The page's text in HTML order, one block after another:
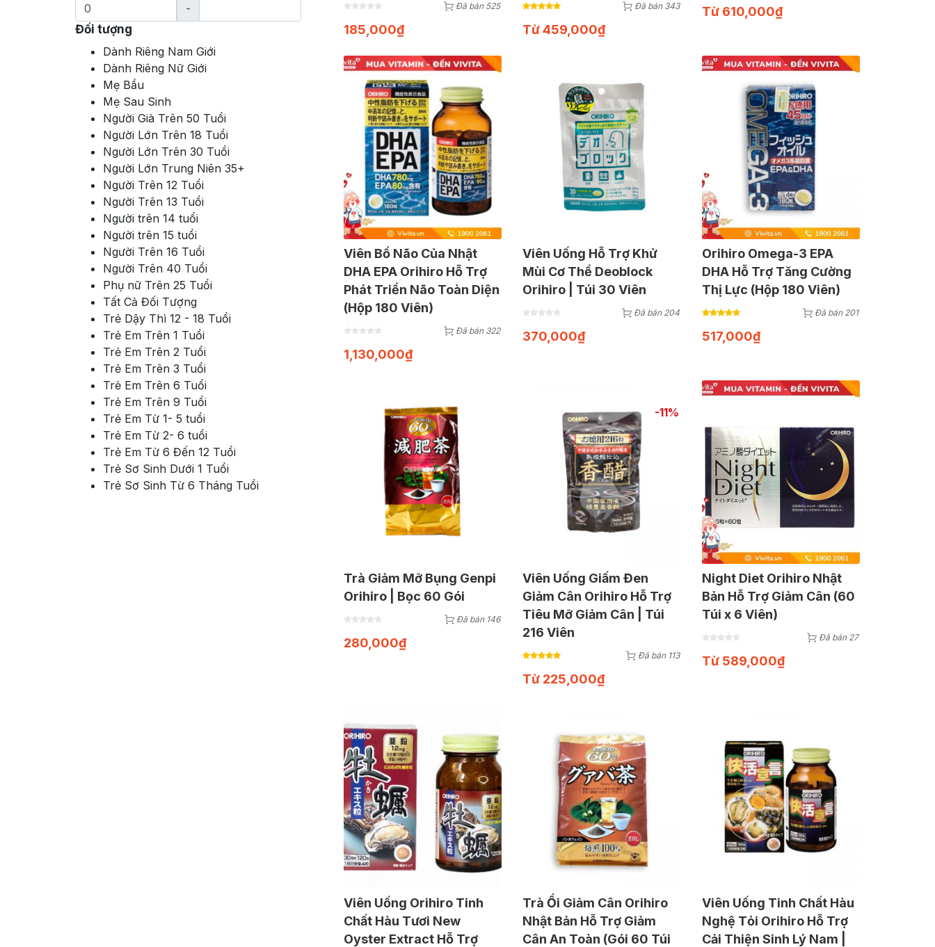
-
Đối tượng
Dành Riêng Nam Giới
Dành Riêng Nữ Giới
Mẹ Bầu
Mẹ Sau Sinh
Người Già Trên 50 Tuổi
Người Lớn Trên 18 Tuổi
Người Lớn Trên 30 Tuổi
Người Lớn Trung Niên 35+
Người Trên 12 Tuổi
Người Trên 13 Tuổi
Người trên 14 tuổi
Người trên 15 tuổi
Người Trên 16 Tuổi
Người Trên 40 Tuổi
Phụ nữ Trên 25 Tuổi
Tất Cả Đối Tượng
Trẻ Dậy Thì 12 - 18 Tuổi
Trẻ Em Trên 1 Tuổi
Trẻ Em Trên 2 Tuổi
Trẻ Em Trên 3 Tuổi
Trẻ Em Trên 6 Tuổi
Trẻ Em Trên 9 Tuổi
Trẻ Em Từ 1- 5 tuổi
Trẻ Em Từ 2- 6 tuổi
Trẻ Em Từ 6 Đến 12 Tuổi
Trẻ Sơ Sinh Dưới 1 Tuổi
Trẻ Sơ Sinh Từ 6 Tháng Tuổi
Đã bán 525
185,000₫
Đã bán 343
Từ459,000₫
Từ 610,000₫
Viên Bổ Não Của Nhật
DHA EPA Orihiro Hỗ Trợ
Phát Triển Não Toàn Diện
(Hộp 180 Viên)
Đã bán 322
1,130,000₫
Viên Uống Hỗ Trợ Khử
Mùi Cơ Thể Deoblock
Orihiro | Túi 30 Viên
Đã bán 204
370,000₫
Orihiro Omega-3 EPA
DHA Hỗ Trợ Tăng Cường
Thị Lực (Hộp 180 Viên)
Đã bán 201
517,000₫
Trà Giảm Mỡ Bụng Genpi
Orihiro | Bọc 60 Gói
Đã bán 146
280,000₫
-11%
Viên Uống Giấm Đen
Giảm Cân Orihiro Hỗ Trợ
Tiêu Mỡ Giảm Cân | Túi
216 Viên
Đã bán 113
Từ 225,000₫
Night Diet Orihiro Nhật
Bản Hỗ Trợ Giảm Cân (60
Túi x 6 Viên)
Đã bán 27
Từ 589,000₫
Viên Uống Orihiro Tinh
Chất Hàu Tươi New
Oyster Extract Hỗ Trợ
Trà Ổi Giảm Cân Orihiro
Nhật Bản Hỗ Trợ Giảm
Cân An Toàn (Gói 60 Túi
Viên Uống Tinh Chất Hàu
Nghệ Tỏi Orihiro Hỗ Trợ
Cải Thiện Sinh Lý Nam |